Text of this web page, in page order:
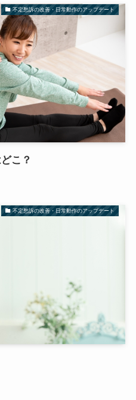
不定愁訴の改善・日常動作のアップデート
こ？
不定愁訴の改善・日常動作のアップデート